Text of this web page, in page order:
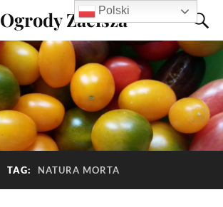
Ogrody Zacisza
TAG: NATURA MORTA
Polski